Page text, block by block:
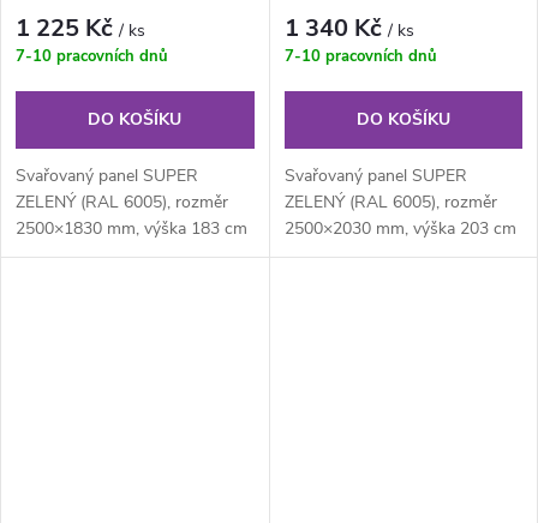
1 225 Kč/ ks
7-10 pracovních dnů
DO KOŠÍKU
Svařovaný panel SUPER
ZELENÝ (RAL 6005), rozměr
2500×1830 mm, výška 183 cm
je svařovaný plotový panel o
1 340 Kč/ ks
7-10 pracovních dnů
DO KOŠÍKU
Svařovaný panel SUPER
ZELENÝ (RAL 6005), rozměr
2500×2030 mm, výška 203 cm
je svařovaný plotový panel o